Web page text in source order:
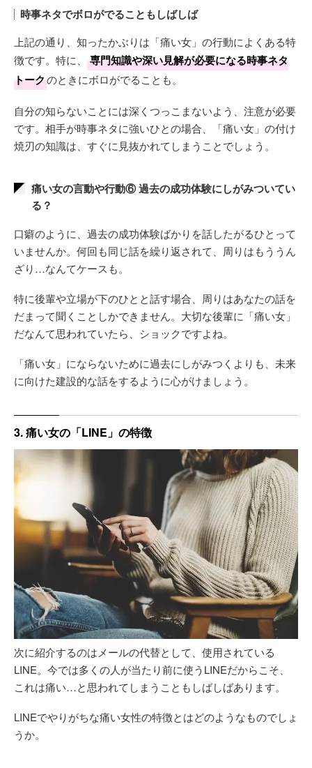
時事ネタでボロがでることもしばしば
上記の通り、知ったかぶりは「痛い女」の行動によくある特
徴です。特に、
専門知識や深い見解が必要になる時事ネタ
トークのときにボロがでることも。
自分の知らないことには深くつっこまないよう、注意が必要
です。相手が時事ネタに強いひとの場合、「痛い女」の付け
焼刃の知識は、すぐに見抜かれてしまうことでしょう。
痛い女の言動や行動⑥ 過去の成功体験にしがみついてい
る？
口癖のように、過去の成功体験ばかりを話したがるひとって
いませんか。何回も同じ話を繰り返されて、周りはもううん
ざり…なんてケースも。
特に後輩や立場が下のひとと話す場合、周りはあなたの話を
だまって聞くことしかできません。大切な後輩に「痛い女」
だなんて思われていたら、ショックですよね。
「痛い女」にならないために過去にしがみつくよりも、未来
に向けた建設的な話をするように心がけましょう。
3. 痛い女の「LINE」の特徴
次に紹介するのはメールの代替として、使用されている
LINE。今では多くの人が当たり前に使うLINEだからこそ、
これは痛い…と思われてしまうこともしばしばあります。
LINEでやりがちな痛い女性の特徴とはどのようなものでしょ
うか。